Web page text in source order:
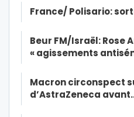
France/ Polisario:
Beur FM/Israël: Rose
« agissements
Macron circonspect
d’AstraZeneca